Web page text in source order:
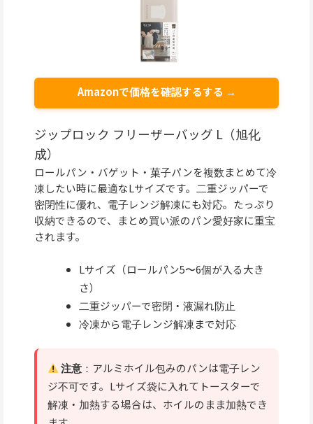
Amazonで価格を確認するする →
ジップロック フリーザーバッグ L（旭化
成）
ロールパン・バゲット・菓子パンを複数まとめて冷
凍したい時に最適なLサイズです。二重ジッパーで
密閉性に優れ、電子レンジ解凍にも対応。たっぷり
収納できるので、まとめ買い派のパン愛好家に重宝
されます。
Lサイズ（ロールパン5〜6個が入る大き
さ）
二重ジッパーで密閉・液漏れ防止
冷凍から電子レンジ解凍まで対応
注意 ：アルミホイル包みのパンは電子レン
ジ不可です。Lサイズ袋に入れてトースターで
解凍・加熱する場合は、ホイルのまま加熱でき